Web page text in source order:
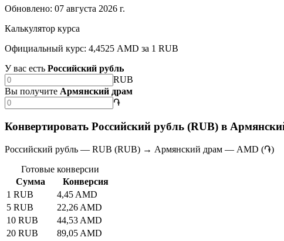
Обновлено: 07 августа 2026 г.
Калькулятор курса
Официальный курс: 4,4525 AMD за 1 RUB
У вас есть Российский рубль
RUB
Вы получите Армянский драм
֏
Конвертировать Российский рубль (RUB) в
Российский рубль — RUB (RUB) → Армянский драм — AMD (֏)
Готовые конверсии
Сумма
Конверсия
1 RUB
4,45 AMD
5 RUB
22,26 AMD
10 RUB
44,53 AMD
20 RUB
89,05 AMD